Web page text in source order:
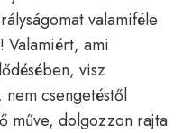
valamiféle
Valamiért, ami
visz
nem csengetéstől
műve, dolgozzon rajta